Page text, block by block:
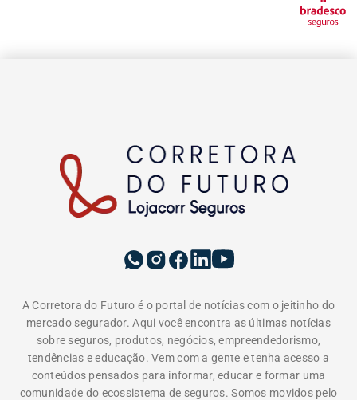
A Corretora do Futuro é o portal de notícias com o jeitinho do
mercado segurador. Aqui você encontra as últimas notícias
sobre seguros, produtos, negócios, empreendedorismo,
tendências e educação. Vem com a gente e tenha acesso a
conteúdos pensados para informar, educar e formar uma
comunidade do ecossistema de seguros. Somos movidos pelo